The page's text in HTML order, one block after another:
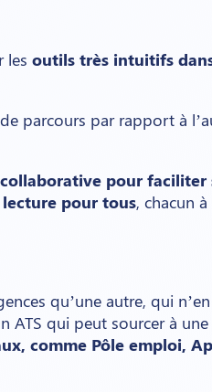
les outils très intuitifs
parcours par rapport à
pour
pour tous, chacun
qu’une autre, qui
ATS qui peut sourcer à
comme Pôle emploi,